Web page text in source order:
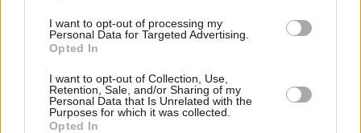
I want to opt-out of processing my
Personal Data for Targeted Advertising.
Opted In
I want to opt-out of Collection, Use,
Retention, Sale, and/or Sharing of my
Personal Data that Is Unrelated with the
Purposes for which it was collected.
Opted In